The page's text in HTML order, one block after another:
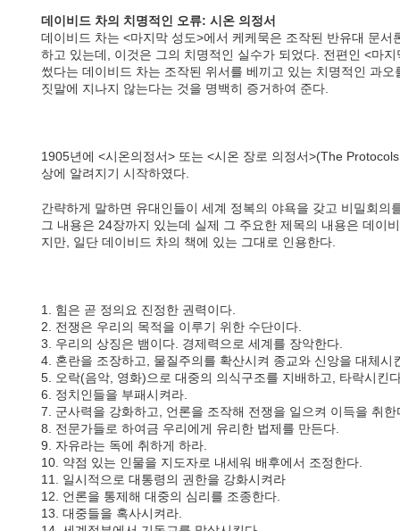
데이비드 차의 치명적인 오류: 시온 의정서
데이비드 차는 <마지막 성도>에서 케케묵은 조작된 반유대 문
하고 있는데, 이것은 그의 치명적인 실수가 되었다. 전편인 <마
썼다는 데이비드 차는 조작된 위서를 베끼고 있는 치명적인 과
짓말에 지나지 않는다는 것을 명백히 증거하여 준다.
1905년에 <시온의정서> 또는 <시온 장로 의정서>(The
상에 알려지기 시작하였다.
간략하게 말하면 유대인들이 세계 정복의 야욕을 갖고 비밀회의
그 내용은 24장까지 있는데 실제 그 주요한 제목의 내용은 데이
지만, 일단 데이비드 차의 책에 있는 그대로 인용한다.
1. 힘은 곧 정의요 진정한 권력이다.
2. 전쟁은 우리의 목적을 이루기 위한 수단이다.
3. 우리의 상징은 뱀이다. 경제력으로 세계를 장악한다.
4. 혼란을 조장하고, 물질주의를 확산시켜 종교와 신앙을 대체시
5. 오락(음악, 영화)으로 대중의 의식구조를 지배하고, 타락시킨
6. 정치인들을 부패시켜라.
7. 군사력을 강화하고, 언론을 조작해 전쟁을 일으켜 이득을 취한
8. 전문가들로 하여금 우리에게 유리한 법제를 만든다.
9. 자유라는 독에 취하게 하라.
10. 약점 있는 인물을 지도자로 내세워 배후에서 조정한다.
11. 일시적으로 대통령의 권한을 강화시켜라
12. 언론을 통제해 대중의 심리를 조종한다.
13. 대중들을 혹사시켜라.